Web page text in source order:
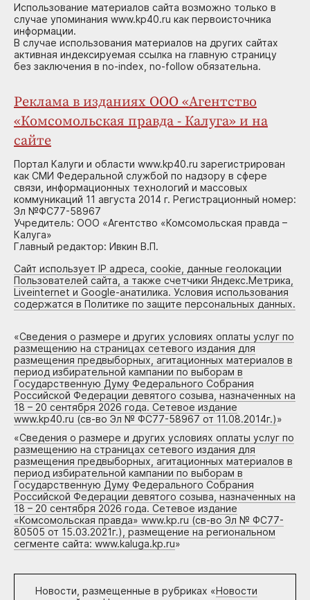
Использование материалов сайта возможно только в
случае упоминания www.kp40.ru как первоисточника
информации.
В случае использования материалов на других сайтах
активная индексируемая ссылка на главную страницу
без заключения в no-index, no-follow обязательна.
Реклама в изданиях ООО «Агентство
«Комсомольская правда - Калуга» и на
сайте
Портал Калуги и области www.kp40.ru зарегистрирован
как СМИ Федеральной службой по надзору в сфере
связи, информационных технологий и массовых
коммуникаций 11 августа 2014 г. Регистрационный номер:
Эл №ФС77-58967
Учредитель: ООО «Агентство «Комсомольская правда –
Калуга»
Главный редактор: Ивкин В.П.
Сайт использует IP адреса, cookie, данные геолокации
Пользователей сайта, а также счетчики Яндекс.Метрика,
Liveinternet и Google-анатилика. Условия использования
содержатся в Политике по защите персональных данных.
«Сведения о размере и других условиях оплаты услуг по
размещению на страницах сетевого издания для
размещения предвыборных, агитационных материалов в
период избирательной кампании по выборам в
Государственную Думу Федерального Собрания
Российской Федерации девятого созыва, назначенных на
18 – 20 сентября 2026 года. Сетевое издание
www.kp40.ru (св-во Эл № ФС77-58967 от 11.08.2014г.)»
«Сведения о размере и других условиях оплаты услуг по
размещению на страницах сетевого издания для
размещения предвыборных, агитационных материалов в
период избирательной кампании по выборам в
Государственную Думу Федерального Собрания
Российской Федерации девятого созыва, назначенных на
18 – 20 сентября 2026 года. Сетевое издание
«Комсомольская правда» www.kp.ru (св-во Эл № ФС77-
80505 от 15.03.2021г.), размещение на региональном
сегменте сайта: www.kaluga.kp.ru»
Новости, размещенные в рубриках «Новости